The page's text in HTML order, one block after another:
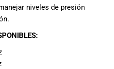
para
el
niveles de presión